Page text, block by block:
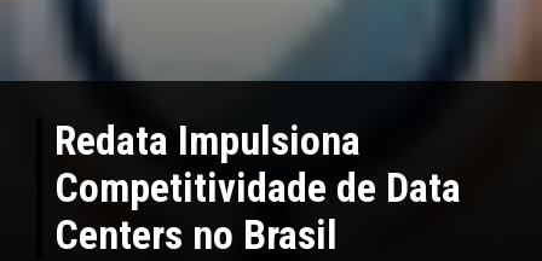
Redata Impulsiona
Competitividade de Data
Centers no Brasil